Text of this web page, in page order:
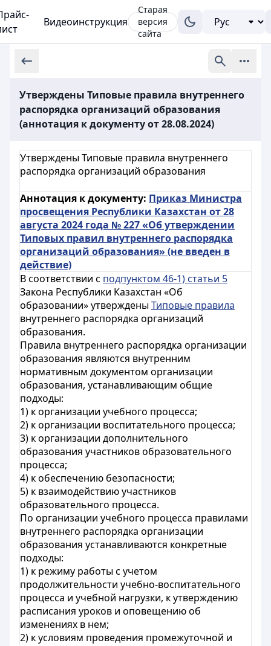
Видеоинструкция
Старая
версия
сайта
Утверждены Типовые правила внутреннего
распорядка организаций образования
(аннотация к документу от 28.08.2024)
Утверждены Типовые правила внутреннего
распорядка организаций образования
Аннотация к документу: Приказ Министра
просвещения Республики Казахстан от 28
августа 2024 года № 227 «Об утверждении
Типовых правил внутреннего распорядка
организаций образования» (не введен в
действие)
В соответствии с подпунктом 46-1) статьи 5
Закона Республики Казахстан «Об
образовании» утвержденыТиповые правила
внутреннего распорядка организаций
образования.
Правила внутреннего распорядка организации
образования являются внутренним
нормативным документом организации
образования, устанавливающим общие
подходы:
1) к организации учебного процесса;
2) к организации воспитательного процесса;
3) к организации дополнительного
образования участников образовательного
процесса;
4) к обеспечению безопасности;
5) к взаимодействию участников
образовательного процесса.
По организации учебного процесса правилами
внутреннего распорядка организации
образования устанавливаются конкретные
подходы:
1) к режиму работы с учетом
продолжительности учебно-воспитательного
процесса и учебной нагрузки, к утверждению
расписания уроков и оповещению об
изменениях в нем;
2) к условиям проведения промежуточной и